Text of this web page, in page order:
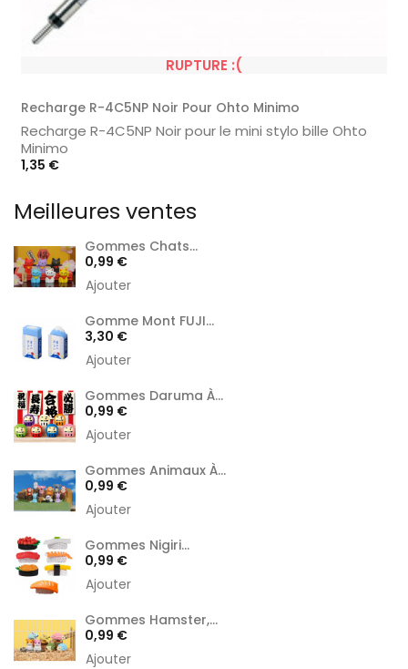
RUPTURE :(
Recharge R-4C5NP Noir Pour Ohto Minimo
Recharge R-4C5NP Noir pour le mini stylo bille Ohto
Minimo
Prix
1,35 €
Meilleures ventes
Gommes Chats...
Prix
0,99 €
Ajouter
Gomme Mont FUJI...
Prix
3,30 €
Ajouter
Gommes Daruma À...
Prix
0,99 €
Ajouter
Gommes Animaux À...
Prix
0,99 €
Ajouter
Gommes Nigiri...
Prix
0,99 €
Ajouter
Gommes Hamster,...
Prix
0,99 €
Ajouter